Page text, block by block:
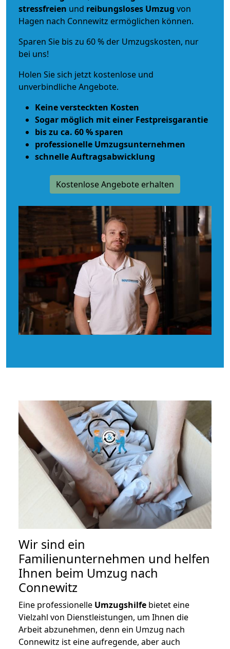
stressfreien und reibungsloses Umzug von
Hagen nach Connewitz ermöglichen können.
Sparen Sie bis zu 60 % der Umzugskosten, nur
bei uns!
Holen Sie sich jetzt kostenlose und
unverbindliche Angebote.
Keine versteckten Kosten
Sogar möglich mit einer Festpreisgarantie
bis zu ca. 60 % sparen
professionelle Umzugsunternehmen
schnelle Auftragsabwicklung
Kostenlose Angebote erhalten
Wir sind ein
Familienunternehmen und helfen
Ihnen beim Umzug nach
Connewitz
Eine professionelle Umzugshilfe bietet eine
Vielzahl von Dienstleistungen, um Ihnen die
Arbeit abzunehmen, denn ein Umzug nach
Connewitz ist eine aufregende, aber auch